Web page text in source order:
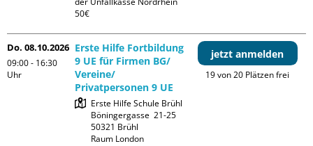
50€
Do. 08.10.2026
09:00 - 16:30
Uhr
Erste Hilfe Fortbildung
9 UE für Firmen BG/
Vereine/
Privatpersonen 9 UE
Erste Hilfe Schule Brühl
Böningergasse  21-25
50321 Brühl
Raum London
jetzt anmelden
19 von 20 Plätzen frei